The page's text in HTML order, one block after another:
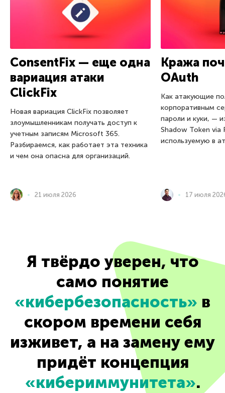
ConsentFix — еще одна
вариация атаки
ClickFix
Новая вариация ClickFix позволяет
злоумышленникам получать доступ к
учетным записям Microsoft 365.
Разбираемся, как работает эта техника
и чем она опасна для организаций.
21 июля 2026
Кража
OAuth
Как атакующие
корпоративным
пароли и куки, —
Shadow Token via
используемую в
17 июля
Я твёрдо уверен, что
само понятие
«кибербезопасность» в
скором времени себя
изживет, а на замену ему
придёт концепция
«кибериммунитета».